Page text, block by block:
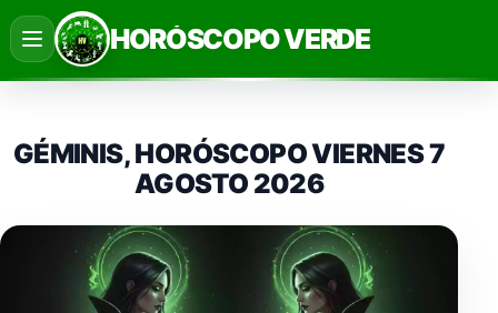
Saltar
al
contenido
HORÓSCOPO VERDE
GÉMINIS, HORÓSCOPO VIERNES 7
AGOSTO 2026